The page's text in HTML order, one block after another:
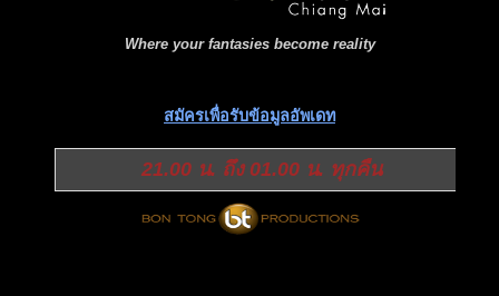
Where your fantasies become reality
สมัครเพื่อรับข้อมูลอัพเดท
21.00 น. ถึง 01.00 น. ทุกคืน